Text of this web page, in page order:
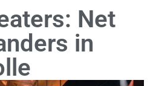
Net
in